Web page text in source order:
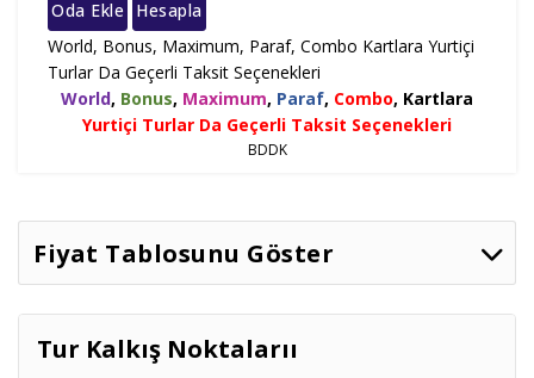
Oda Ekle
Hesapla
World, Bonus, Maximum, Paraf, Combo Kartlara Yurtiçi
Turlar Da Geçerli Taksit Seçenekleri
World, Bonus, Maximum, Paraf, Combo, Kartlara
Yurtiçi Turlar Da Geçerli Taksit Seçenekleri
BDDK
Fiyat Tablosunu Göster
Tur Kalkış Noktalarıı